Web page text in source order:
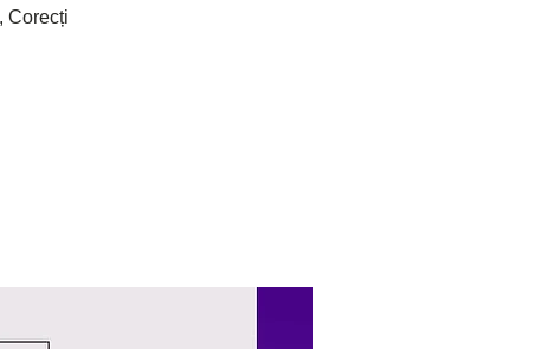
Corecți